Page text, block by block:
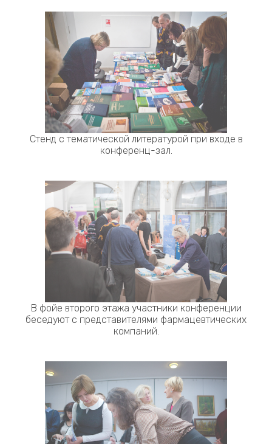
Стенд с тематической литературой при входе в
конференц-зал.
В фойе второго этажа участники конференции
беседуют с представителями фармацевтических
компаний.